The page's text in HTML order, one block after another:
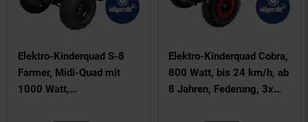
Elektro-Kinderquad S-8
Farmer, Midi-Quad mit
1000 Watt,
Elektro-Kinderquad Cobra,
800 Watt, bis 24 km/h, ab
8 Jahren, Federung, 3x